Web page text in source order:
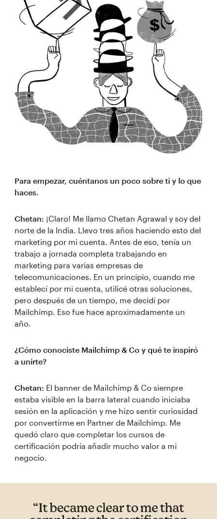
Para empezar, cuéntanos un poco sobre ti y lo que
haces.
Chetan: ¡Claro! Me llamo Chetan Agrawal y soy del
norte de la India. Llevo tres años haciendo esto del
marketing por mi cuenta. Antes de eso, tenía un
trabajo a jornada completa trabajando en
marketing para varias empresas de
telecomunicaciones. En un principio, cuando me
establecí por mi cuenta, utilicé otras soluciones,
pero después de un tiempo, me decidí por
Mailchimp. Eso fue hace aproximadamente un
año.
¿Cómo conociste Mailchimp & Co y qué te inspiró
a unirte?
Chetan: El banner de Mailchimp & Co siempre
estaba visible en la barra lateral cuando iniciaba
sesión en la aplicación y me hizo sentir curiosidad
por convertirme en Partner de Mailchimp. Me
quedó claro que completar los cursos de
certificación podría añadir mucho valor a mi
negocio.